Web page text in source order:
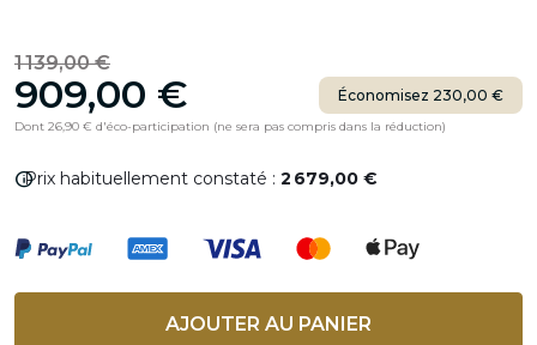
1 139,00 €
909,00 € Économisez 230,00 €
Dont 26,90 € d'éco-participation (ne sera pas compris dans la réduction)
infoPrix habituellement constaté : 2 679,00 €
AJOUTER AU PANIER